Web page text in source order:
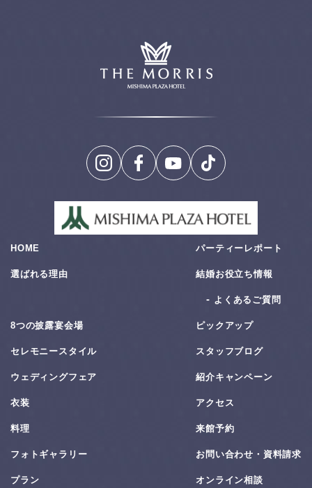
HOME
選ばれる理由
8つの披露宴会場
セレモニースタイル
ウェディングフェア
衣装
料理
フォトギャラリー
プラン
パーティーレポート
結婚お役⽴ち情報
よくあるご質問
ピックアップ
スタッフブログ
紹介キャンペーン
アクセス
来館予約
お問い合わせ・資料請求
オンライン相談